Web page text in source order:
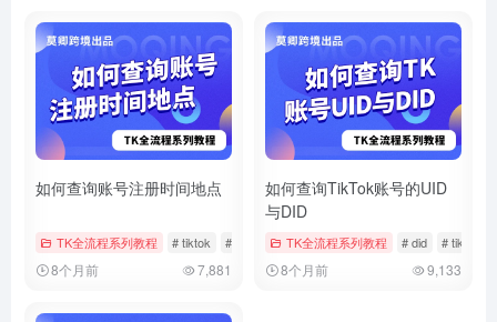
如何查询账号注册时间地点
TK全流程系列教程 # tiktok # 注册时间 # 账号信息
8个月前 7,881
如何查询TikTok账号的UID
与DID
TK全流程系列教程 # did # tiktok
8个月前 9,133